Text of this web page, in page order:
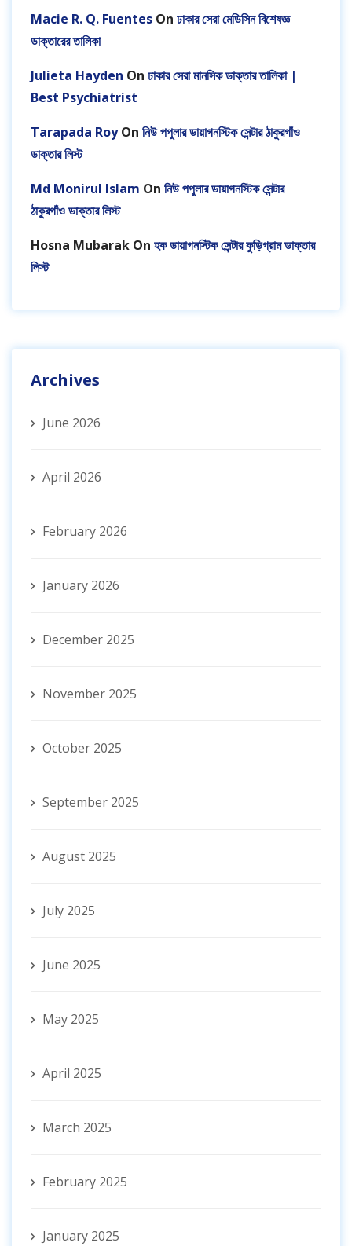
Macie R. Q. Fuentes On ঢাকার সেরা মেডিসিন বিশেষজ্ঞ
ডাক্তারের তালিকা
Julieta Hayden On ঢাকার সেরা মানসিক ডাক্তার তালিকা |
Best Psychiatrist
Tarapada RoyOn নিউ পপুলার ডায়াগনস্টিক সেন্টার ঠাকুরগাঁও
ডাক্তার লিস্ট
Md Monirul Islam On নিউ পপুলার ডায়াগনস্টিক সেন্টার
ঠাকুরগাঁও ডাক্তার লিস্ট
Hosna Mubarak On হক ডায়াগনস্টিক সেন্টার কুড়িগ্রাম ডাক্তার
লিস্ট
Archives
June 2026
April 2026
February 2026
January 2026
December 2025
November 2025
October 2025
September 2025
August 2025
July 2025
June 2025
May 2025
April 2025
March 2025
February 2025
January 2025